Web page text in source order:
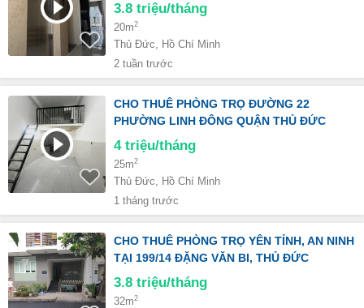
3.8 triệu/tháng
20m2
Thủ Đức, Hồ Chí Minh
2 tuần trước
CHO THUÊ PHÒNG TRỌ ĐƯỜNG 22
PHƯỜNG LINH ĐÔNG QUẬN THỦ ĐỨC
4 triệu/tháng
25m2
Thủ Đức, Hồ Chí Minh
1 tháng trước
CHO THUÊ PHÒNG TRỌ YÊN TỈNH, AN NINH
TẠI 199/14 ĐẶNG VĂN BI, THỦ ĐỨC
3.8 triệu/tháng
32m2